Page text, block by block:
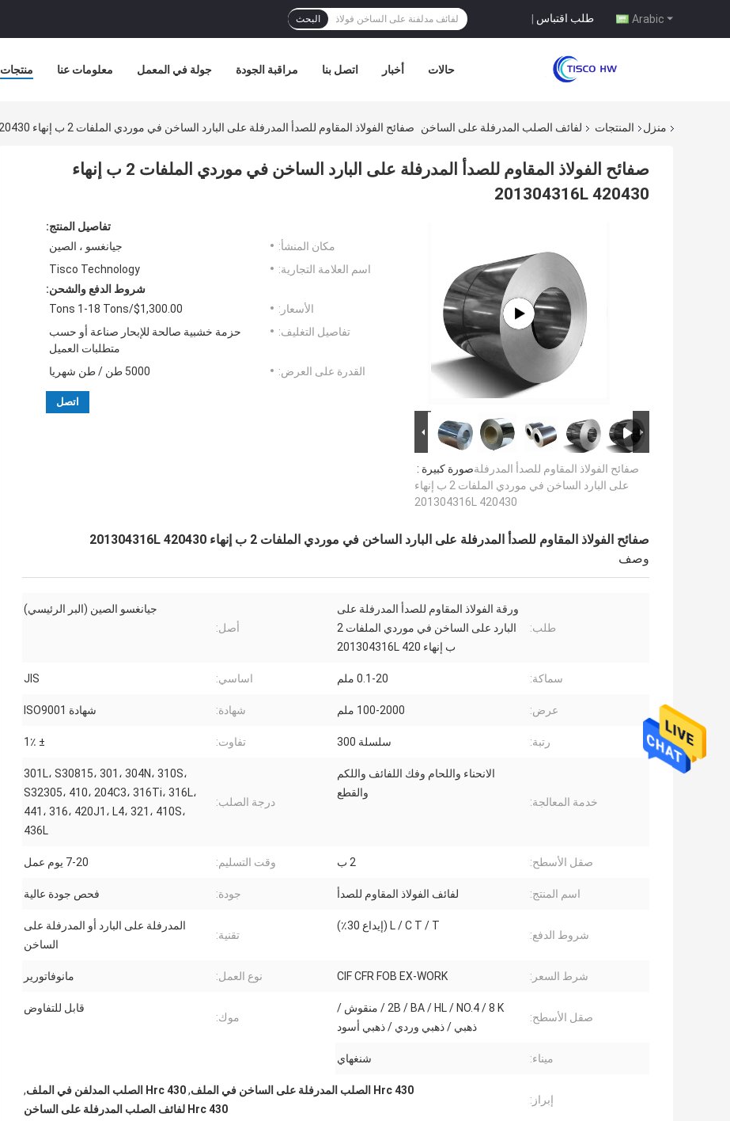
Arabic طلب اقتباس | البحث
منتجات معلومات عنا جولة في المعمل مراقبة الجودة اتصل بنا أخبار حالات
منزل المنتجات لفائف الصلب المدرفلة على الساخن صفائح الفولاذ المقاوم للصدأ المدرفلة على البارد الساخن في موردي الملفات 2 ب إنهاء 201304316L 420430
صفائح الفولاذ المقاوم للصدأ المدرفلة على البارد الساخن في موردي الملفات 2 ب إنهاء
201304316L 420430
صورة كبيرة :صفائح الفولاذ المقاوم للصدأ المدرفلة
على البارد الساخن في موردي الملفات 2 ب إنهاء
201304316L 420430
تفاصيل المنتج:
مكان المنشأ:
جيانغسو ، الصين
اسم العلامة التجارية:
Tisco Technology
شروط الدفع والشحن:
الأسعار:
$1,300.00/Tons 1-18 Tons
تفاصيل التغليف:
حزمة خشبية صالحة للإبحار صناعة أو حسب
متطلبات العميل
القدرة على العرض:
5000 طن / طن شهريا
اتصل
صفائح الفولاذ المقاوم للصدأ المدرفلة على البارد الساخن في موردي الملفات 2 ب إنهاء 201304316L 420430
وصف
طلب:
ورقة الفولاذ المقاوم للصدأ المدرفلة على
البارد على الساخن في موردي الملفات 2
ب إنهاء 201304316L 420
أصل:
جيانغسو الصين (البر الرئيسي)
سماكة: 0.1-20 ملم اساسي: JIS
عرض: 100-2000 ملم شهادة: شهادة ISO9001
رتبة: سلسلة 300 تفاوت: ± 1٪
خدمة المعالجة:
الانحناء واللحام وفك اللفائف واللكم
والقطع
درجة الصلب:
301L، S30815، 301، 304N، 310S،
S32305، 410، 204C3، 316Ti، 316L،
441، 316، 420J1، L4، 321، 410S،
436L
صقل الأسطح: 2 ب وقت التسليم: 7-20 يوم عمل
اسم المنتج: لفائف الفولاذ المقاوم للصدأ جودة: فحص جودة عالية
شروط الدفع:
L / C T / T (إيداع 30٪)
تقنية:
المدرفلة على البارد أو المدرفلة على
الساخن
شرط السعر: CIF CFR FOB EX-WORK نوع العمل: مانوفاتورير
صقل الأسطح:
2B / BA / HL / NO.4 / 8 K / منقوش /
ذهبي / ذهبي وردي / ذهبي أسود
موك:
قابل للتفاوض
ميناء: شنغهاي
إبراز:
430 Hrc الصلب المدرفلة على الساخن في الملف ,430 Hrc الصلب المدلفن في الملف
,
430 Hrc لفائف الصلب المدرفلة على الساخن